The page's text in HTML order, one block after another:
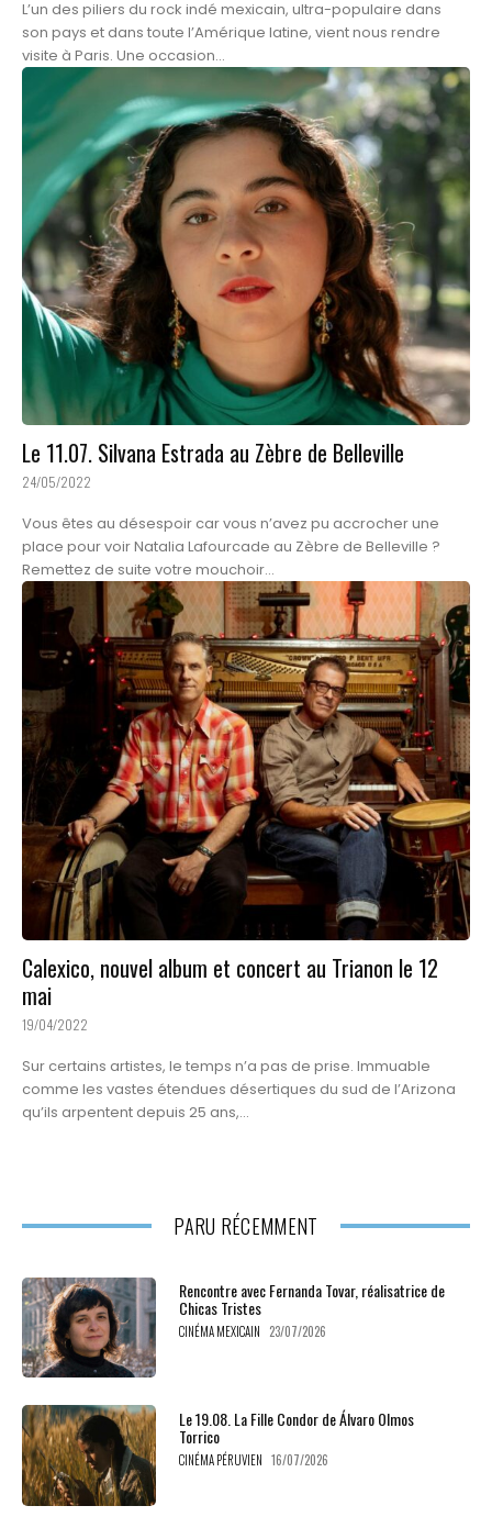
L’un des piliers du rock indé mexicain, ultra-populaire dans
son pays et dans toute l’Amérique latine, vient nous rendre
visite à Paris. Une occasion...
Le 11.07. Silvana Estrada au Zèbre de Belleville
24/05/2022
Vous êtes au désespoir car vous n’avez pu accrocher une
place pour voir Natalia Lafourcade au Zèbre de Belleville ?
Remettez de suite votre mouchoir...
Calexico, nouvel album et concert au Trianon le 12
mai
19/04/2022
Sur certains artistes, le temps n’a pas de prise. Immuable
comme les vastes étendues désertiques du sud de l’Arizona
qu’ils arpentent depuis 25 ans,...
PARU RÉCEMMENT
Rencontre avec Fernanda Tovar, réalisatrice de
Chicas Tristes
CINÉMA MEXICAIN 23/07/2026
Le 19.08. La Fille Condor de Álvaro Olmos
Torrico
CINÉMA PÉRUVIEN 16/07/2026